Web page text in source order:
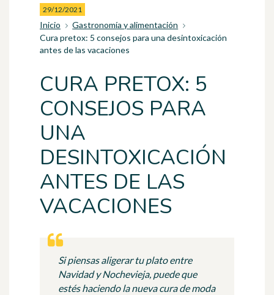
29/12/2021
Inicio
Gastronomía y alimentación
Cura pretox: 5 consejos para una desintoxicación
antes de las vacaciones
CURA PRETOX: 5
CONSEJOS PARA
UNA
DESINTOXICACIÓN
ANTES DE LAS
VACACIONES
Si piensas aligerar tu plato entre
Navidad y Nochevieja, puede que
estés haciendo la nueva cura de moda